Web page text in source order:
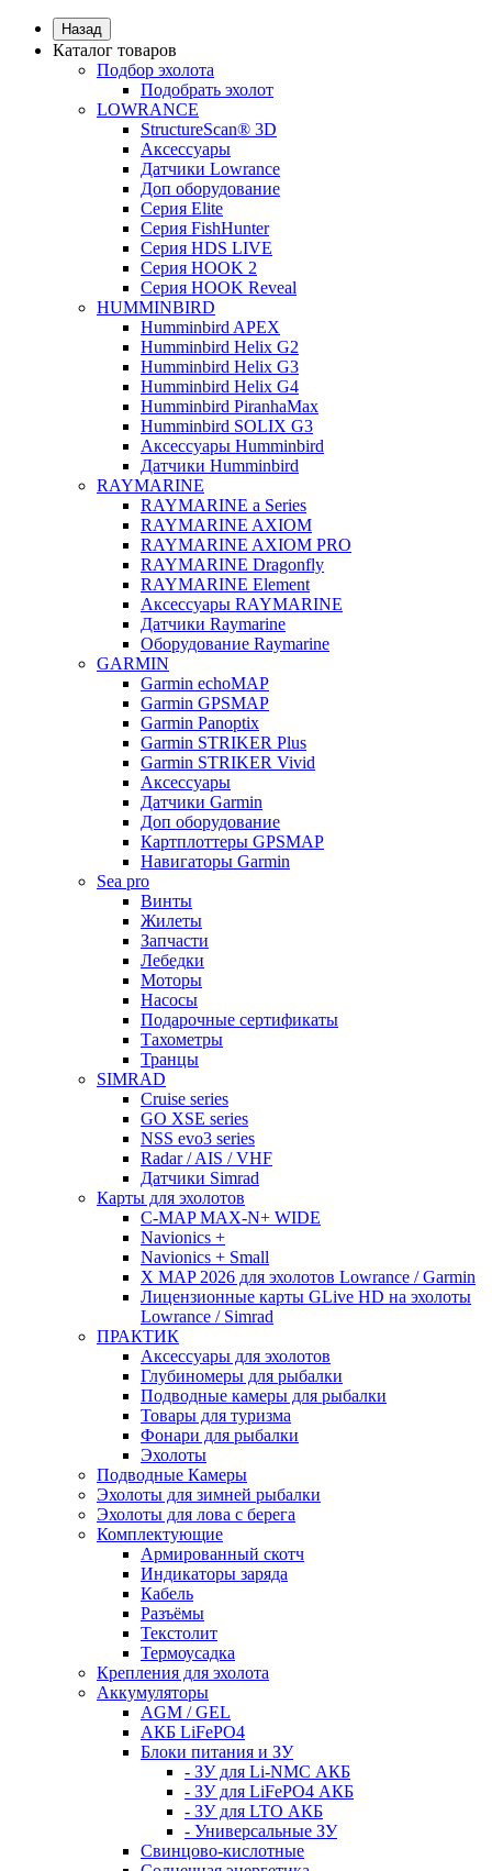
Назад
Каталог товаров
Подбор эхолота
Подобрать эхолот
LOWRANCE
StructureScan® 3D
Аксессуары
Датчики Lowrance
Доп оборудование
Серия Elite
Серия FishHunter
Серия HDS LIVE
Серия HOOK 2
Серия HOOK Reveal
HUMMINBIRD
Humminbird APEX
Humminbird Helix G2
Humminbird Helix G3
Humminbird Helix G4
Humminbird PiranhaMax
Humminbird SOLIX G3
Аксессуары Humminbird
Датчики Humminbird
RAYMARINE
RAYMARINE a Series
RAYMARINE AXIOM
RAYMARINE AXIOM PRO
RAYMARINE Dragonfly
RAYMARINE Element
Аксессуары RAYMARINE
Датчики Raymarine
Оборудование Raymarine
GARMIN
Garmin echoMAP
Garmin GPSMAP
Garmin Panoptix
Garmin STRIKER Plus
Garmin STRIKER Vivid
Аксессуары
Датчики Garmin
Доп оборудование
Картплоттеры GPSMAP
Навигаторы Garmin
Sea pro
Винты
Жилеты
Запчасти
Лебедки
Моторы
Насосы
Подарочные сертификаты
Тахометры
Транцы
SIMRAD
Cruise series
GO XSE series
NSS evo3 series
Radar / AIS / VHF
Датчики Simrad
Карты для эхолотов
C-MAP MAX-N+ WIDE
Navionics +
Navionics + Small
X MAP 2026 для эхолотов Lowrance / Garmin
Лицензионные карты GLive HD на эхолоты
Lowrance / Simrad
ПРАКТИК
Аксессуары для эхолотов
Глубиномеры для рыбалки
Подводные камеры для рыбалки
Товары для туризма
Фонари для рыбалки
Эхолоты
Подводные Камеры
Эхолоты для зимней рыбалки
Эхолоты для лова с берега
Комплектующие
Армированный скотч
Индикаторы заряда
Кабель
Разъёмы
Текстолит
Термоусадка
Крепления для эхолота
Аккумуляторы
AGM / GEL
АКБ LiFePO4
Блоки питания и ЗУ
- ЗУ для Li-NMC АКБ
- ЗУ для LiFePO4 АКБ
- ЗУ для LTO АКБ
- Универсальные ЗУ
Свинцово-кислотные